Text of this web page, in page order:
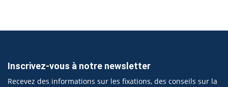
Inscrivez-vous à notre newsletter
Recevez des informations sur les fixations, des conseils sur la